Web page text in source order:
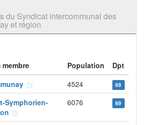
du Syndicat intercommunal des
et région
membre Population
Dpt
4524 69
Symphorien-
6076 69